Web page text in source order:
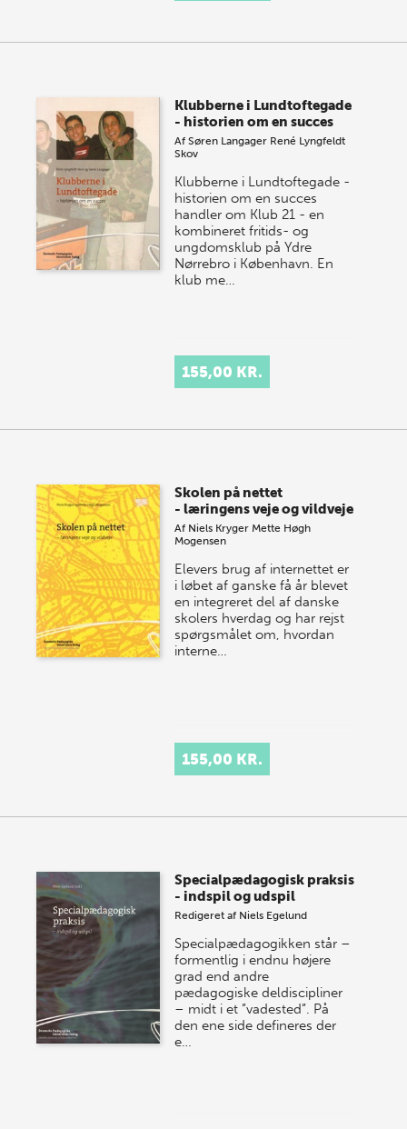
Klubberne i Lundtoftegade
- historien om en succes
AfSøren Langager René Lyngfeldt
Skov
Klubberne i Lundtoftegade -
historien om en succes
handler om Klub 21 - en
kombineret fritids- og
ungdomsklub på Ydre
Nørrebro i København. En
klub me…
155,00 KR.
Skolen på nettet
- læringens veje og vildveje
Af Niels Kryger Mette Høgh
Mogensen
Elevers brug af internettet er
i løbet af ganske få år blevet
en integreret del af danske
skolers hverdag og har rejst
spørgsmålet om, hvordan
interne…
155,00 KR.
Specialpædagogisk praksis
- indspil og udspil
Redigeret af Niels Egelund
Specialpædagogikken står –
formentlig i endnu højere
grad end andre
pædagogiske deldiscipliner
– midt i et ”vadested”. På
den ene side defineres der
e…